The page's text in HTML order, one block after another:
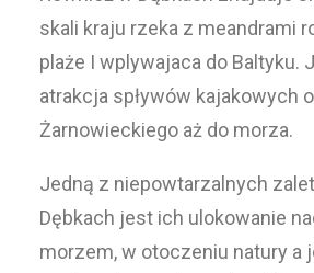
skali kraju rzeka z meandrami
plaże I wplywajaca do Baltyku.
atrakcja spływów kajakowych
Żarnowieckiego aż do morza.
Jedną z niepowtarzalnych
Dębkach jest ich ulokowanie
morzem, w otoczeniu natury a